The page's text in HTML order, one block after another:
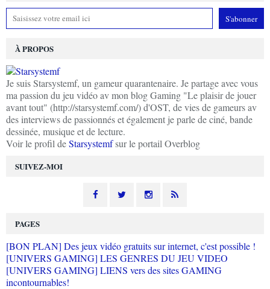
SUIVEZ-MOI
À PROPOS
Je suis Starsystemf, un gameur quarantenaire. Je partage avec vous
ma passion du jeu vidéo av mon blog Gaming "Le plaisir de jouer
avant tout" (http://starsystemf.com/) d'OST, de vies de gameurs av
des interviews de passionnés et également je parle de ciné, bande
dessinée, musique et de lecture.
Voir le profil deStarsystemfsur le portail Overblog
PAGES
[BON PLAN] Des jeux vidéo gratuits sur internet, c'est possible !
[UNIVERS GAMING] LES GENRES DU JEU VIDEO
[UNIVERS GAMING] LIENS vers des sites GAMING
incontournables!